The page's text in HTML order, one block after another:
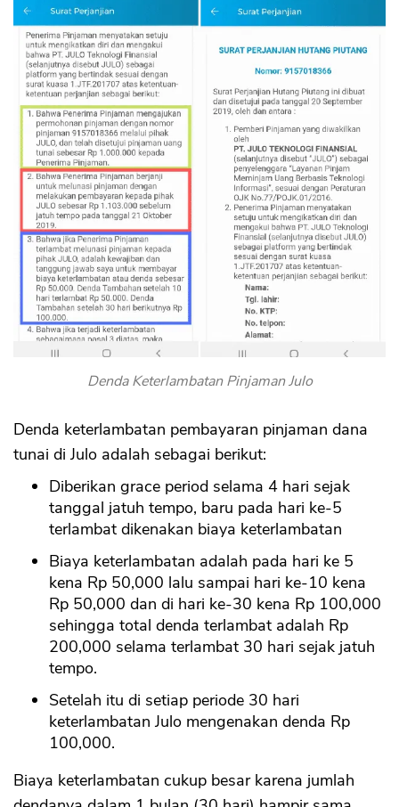
Denda Keterlambatan Pinjaman Julo
Denda keterlambatan pembayaran pinjaman dana
tunai di Julo adalah sebagai berikut:
Diberikan grace period selama 4 hari sejak
tanggal jatuh tempo, baru pada hari ke-5
terlambat dikenakan biaya keterlambatan
Biaya keterlambatan adalah pada hari ke 5
kena Rp 50,000 lalu sampai hari ke-10 kena
Rp 50,000 dan di hari ke-30 kena Rp 100,000
sehingga total denda terlambat adalah Rp
200,000 selama terlambat 30 hari sejak jatuh
tempo.
Setelah itu di setiap periode 30 hari
keterlambatan Julo mengenakan denda Rp
100,000.
Biaya keterlambatan cukup besar karena jumlah